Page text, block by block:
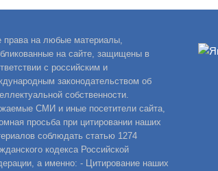
права на любые материалы,
на сайте, защищены в
с российским и
законодательством об
собственности.
СМИ и иные посетители сайта,
просьба при цитировании наших
соблюдать статью 1274
кодекса Российской
а именно: - Цитирование наших